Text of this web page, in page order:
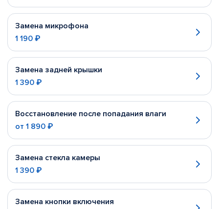
Замена микрофона
1 190 ₽
Замена задней крышки
1 390 ₽
Восстановление после попадания влаги
от 1 890 ₽
Замена стекла камеры
1 390 ₽
Замена кнопки включения